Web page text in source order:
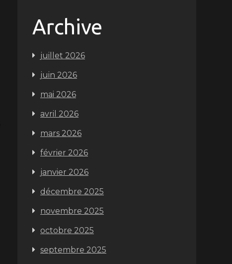
Archive
juillet 2026
juin 2026
mai 2026
avril 2026
mars 2026
février 2026
janvier 2026
décembre 2025
novembre 2025
octobre 2025
septembre 2025